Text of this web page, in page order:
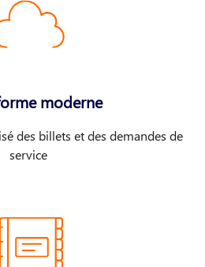
moderne
des billets et des demandes de
service